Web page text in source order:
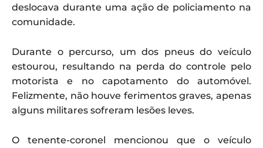
deslocava durante uma ação de policiamento na
comunidade.
Durante o percurso, um dos pneus do veículo
estourou, resultando na perda do controle pelo
motorista e no capotamento do automóvel.
Felizmente, não houve ferimentos graves, apenas
alguns militares sofreram lesões leves.
O tenente-coronel mencionou que o veículo